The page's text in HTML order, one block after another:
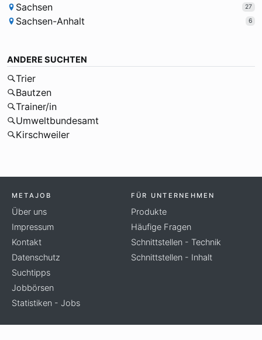
Sachsen 27
Sachsen-Anhalt 6
ANDERE SUCHTEN
Trier
Bautzen
Trainer/in
Umweltbundesamt
Kirschweiler
METAJOB
Über uns
Impressum
Kontakt
Datenschutz
Suchtipps
Jobbörsen
Statistiken - Jobs
FÜR UNTERNEHMEN
Produkte
Häufige Fragen
Schnittstellen - Technik
Schnittstellen - Inhalt